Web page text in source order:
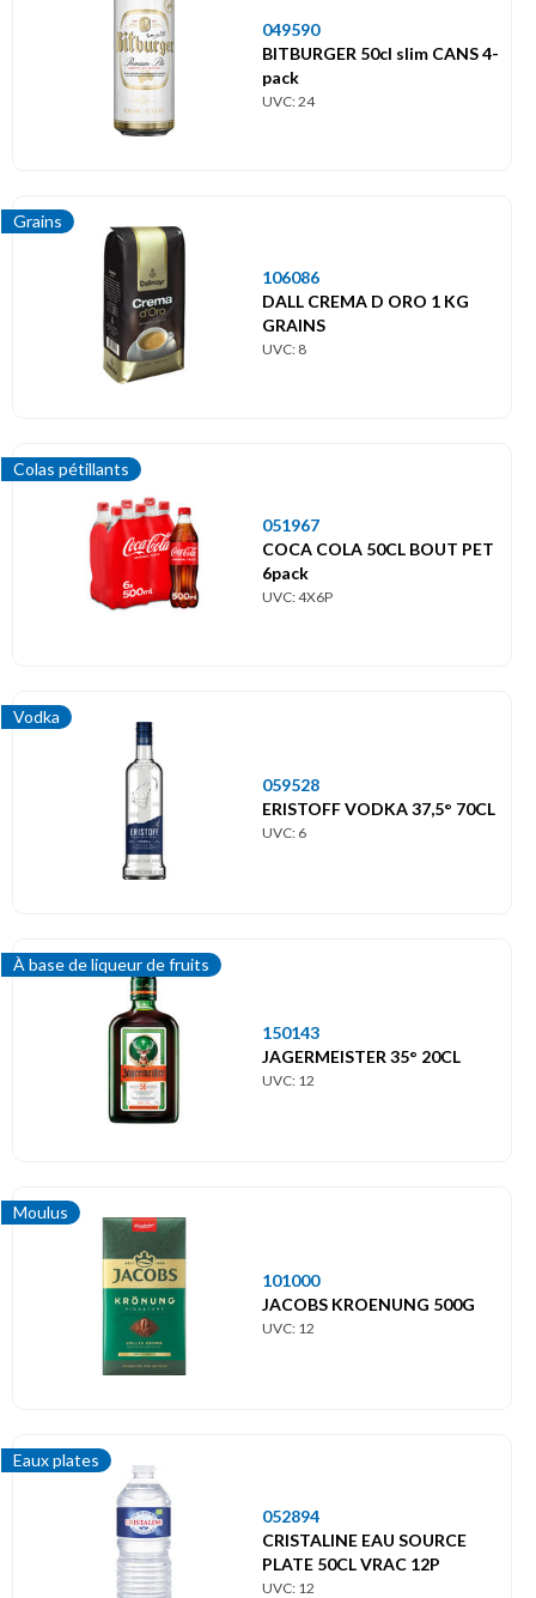
049590
BITBURGER 50cl slim CANS 4-
pack
UVC: 24
Grains
106086
DALL CREMA D ORO 1 KG
GRAINS
UVC: 8
Colas pétillants
051967
COCA COLA 50CL BOUT PET
6pack
UVC: 4X6P
Vodka
059528
ERISTOFF VODKA 37,5° 70CL
UVC: 6
À base de liqueur de fruits
150143
JAGERMEISTER 35° 20CL
UVC: 12
Moulus
101000
JACOBS KROENUNG 500G
UVC: 12
Eaux plates
052894
CRISTALINE EAU SOURCE
PLATE 50CL VRAC 12P
UVC: 12